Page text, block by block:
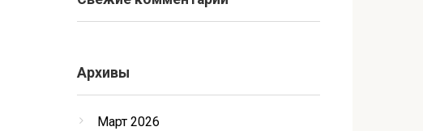
Архивы
Март 2026